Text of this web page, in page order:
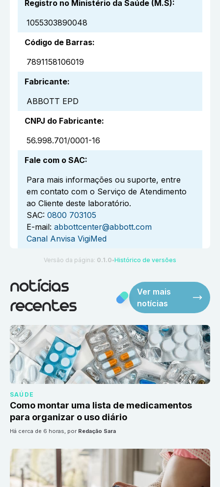
Registro no Ministério da Saúde (M.S):
1055303890048
Código de Barras:
7891158106019
Fabricante:
ABBOTT EPD
CNPJ do Fabricante:
56.998.701/0001-16
Fale com o SAC:
Para mais informações ou suporte, entre
em contato com o Serviço de Atendimento
ao Cliente deste laboratório.
SAC: 0800 703105
E-mail: abbottcenter@abbott.com
Canal Anvisa VigiMed
Versão da página: 0.1.0 ●Histórico de versões
notícias
recentes
Ver mais
notícias
SAÚDE
Como montar uma lista de medicamentos
para organizar o uso diário
há cerca de 6 horas, por Redação Sara